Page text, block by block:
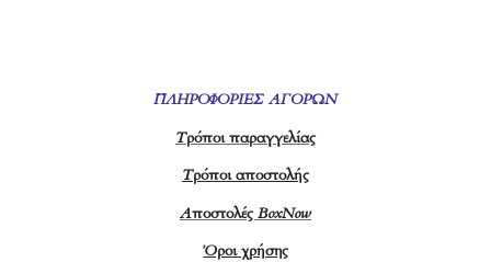
ΠΛΗΡΟΦΟΡΙΕΣ ΑΓΟΡΩΝ
Τρόποι παραγγελίας
Τρόποι αποστολής
Αποστολές BoxNow
Όροι χρήσης